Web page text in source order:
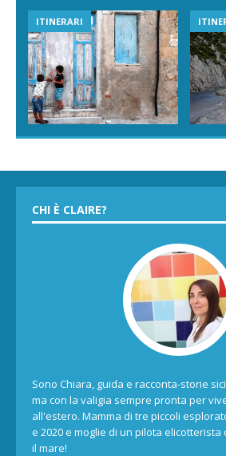
ITINERARI
CHI È CLAIRE?
Sono Chiara, guida e racconta-storie
ma con la valigia sempre pronta per
all'estero. Mamma di tre piccoli
e 2020 e moglie di un pilota
il mare!